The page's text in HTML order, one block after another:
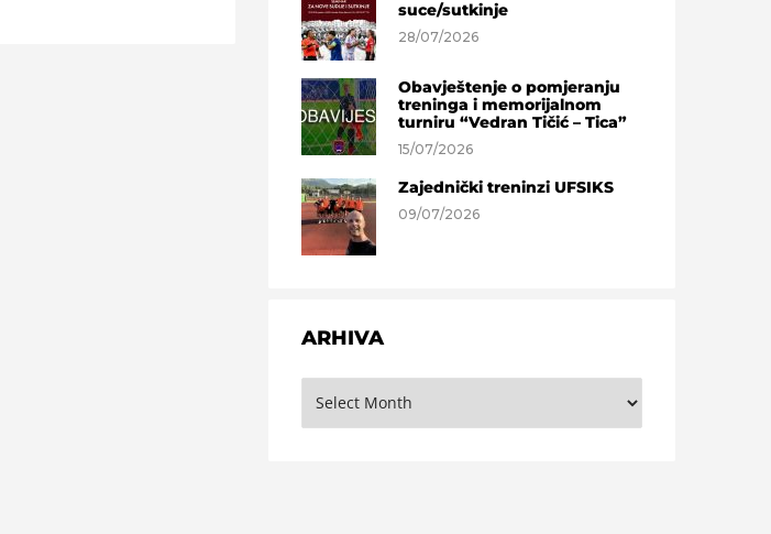
suce/sutkinje
28/07/2026
Obavještenje o pomjeranju
treninga i memorijalnom
turniru “Vedran Tičić – Tica”
15/07/2026
Zajednički treninzi UFSIKS
09/07/2026
ARHIVA